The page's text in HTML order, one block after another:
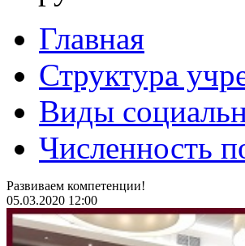
Главная
Структура
Виды
Численность
Развиваем компетенции!
05.03.2020 12:00